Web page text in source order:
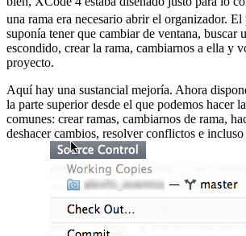
una rama era necesario abrir el organizador.
suponía tener que cambiar de ventana, buscar
escondido, crear la rama, cambiarnos a ella y
proyecto.
Aquí hay una sustancial mejoría. Ahora
la parte superior desde el que podemos hacer
comunes: crear ramas, cambiarnos de rama,
deshacer cambios, resolver conflictos e